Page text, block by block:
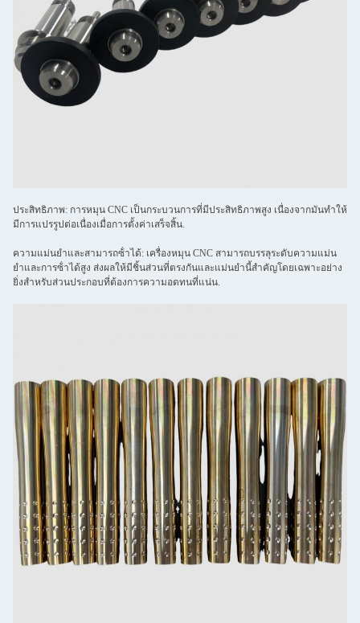
ประสิทธิภาพ: การหมุน CNC เป็นกระบวนการที่มีประสิทธิภาพสูง เนื่องจากมันทําให้
มีการแปรรูปต่อเนื่องเมื่อการตั้งค่าเสร็จสิ้น.
ความแม่นยําและสามารถซ้ําได้: เครื่องหมุน CNC สามารถบรรลุระดับความแม่น
ยําและการซ้ําได้สูง ส่งผลให้มีชิ้นส่วนที่ตรงกันและแม่นยํานี้สําคัญโดยเฉพาะอย่าง
ยิ่งสําหรับส่วนประกอบที่ต้องการความอดทนที่แน่น.